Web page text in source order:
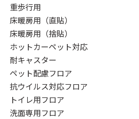
重歩行用
床暖房用（直貼）
床暖房用（捨貼）
ホットカーペット対応
耐キャスター
ペット配慮フロア
抗ウイルス対応フロア
トイレ用フロア
洗面専用フロア